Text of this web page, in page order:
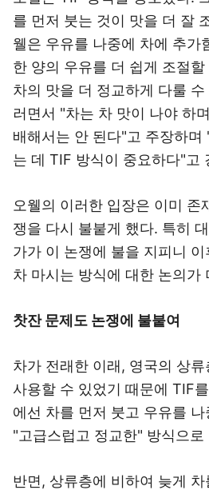
를 먼저 붓는 것이 맛을 더 잘
웰은 우유를 나중에 차에 추가
한 양의 우유를 더 쉽게 조절
차의 맛을 더 정교하게 다룰
러면서 "차는 차 맛이 나야 하
배해서는 안 된다"고 주장하며
는 데 TIF 방식이 중요하다"고
오웰의 이러한 입장은 이미 존
쟁을 다시 불붙게 했다. 특히
가가 이 논쟁에 불을 지피니
차 마시는 방식에 대한 논의가
찻잔 문제도 논쟁에 불붙여
차가 전래한 이래, 영국의 상
사용할 수 있었기 때문에 TIF
에선 차를 먼저 붓고 우유를
"고급스럽고 정교한" 방식으로
반면, 상류층에 비하여 늦게